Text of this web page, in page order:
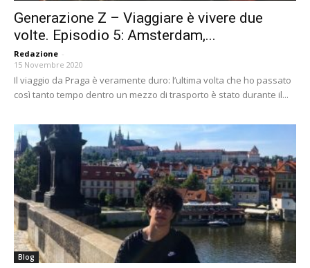
Generazione Z – Viaggiare è vivere due
volte. Episodio 5: Amsterdam,...
Redazione -
15 Novembre 2020
Il viaggio da Praga è veramente duro: l’ultima volta che ho passato
così tanto tempo dentro un mezzo di trasporto è stato durante il...
Blog